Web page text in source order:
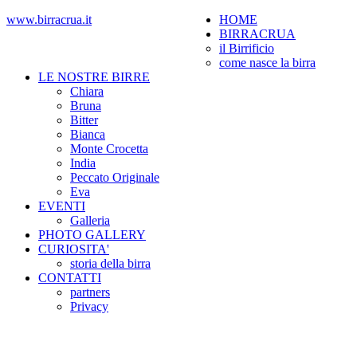
www.birracrua.it
HOME
BIRRACRUA
il Birrificio
come nasce la birra
LE NOSTRE BIRRE
Chiara
Bruna
Bitter
Bianca
Monte Crocetta
India
Peccato Originale
Eva
EVENTI
Galleria
PHOTO GALLERY
CURIOSITA'
storia della birra
CONTATTI
partners
Privacy